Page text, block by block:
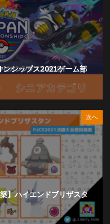
ンシップス2021ゲーム部
次へ
】ハイエンドブリザスタ